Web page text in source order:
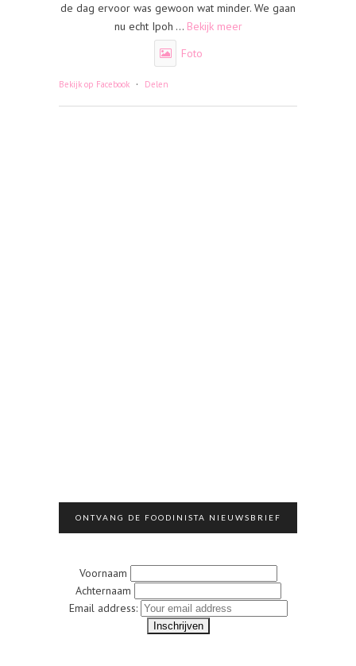
de dag ervoor was gewoon wat minder. We gaan
nu echt Ipoh ... Bekijk meer
Foto
Bekijk op Facebook · Delen
ONTVANG DE FOODINISTA NIEUWSBRIEF
Voornaam
Achternaam
Email address: